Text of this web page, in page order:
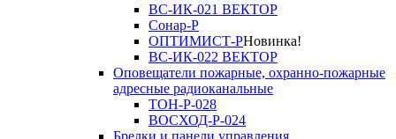
ВС-ИК-021 ВЕКТОР
Сонар-Р
ОПТИМИСТ-РНовинка!
ВС-ИК-022 ВЕКТОР
Оповещатели пожарные, охранно-пожарные
адресные радиоканальные
ТОН-Р-028
ВОСХОД-Р-024
Брелки и панели управления